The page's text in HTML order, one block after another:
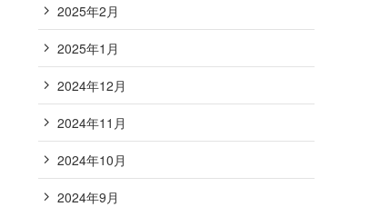
2025年2月
2025年1月
2024年12月
2024年11月
2024年10月
2024年9月